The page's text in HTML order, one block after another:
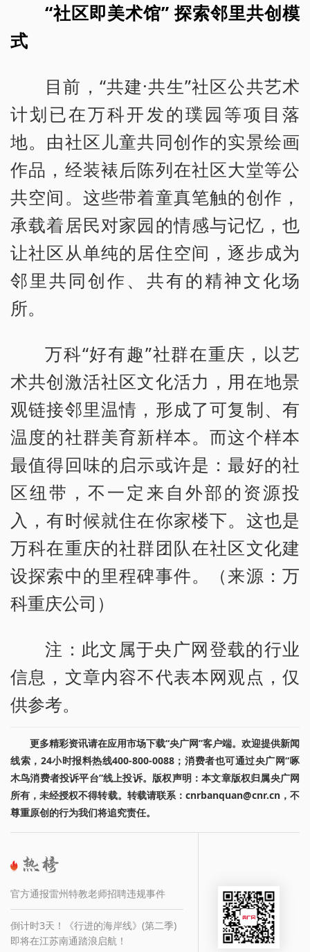
“社区即美术馆” 探索邻里共创模
式
目前，“共建·共生”社区公共艺术
计划已在万科开发的璞园等项目落
地。由社区儿童共同创作的实景绘画
作品，经装裱后陈列在社区大堂等公
共空间。这些带着童真笔触的创作，
承载着居民对家园的情感与记忆，也
让社区从单纯的居住空间，逐步成为
邻里共同创作、共有的精神文化场
所。
万科“好有趣”社群在重庆，以艺
术共创激活社区文化活力，用在地景
观链接邻里温情，形成了可复制、有
温度的社群美育新样本。而这个样本
最值得回味的启示或许是：最好的社
区纽带，不一定来自外部的资源投
入，有时候就住在你家楼下。这也是
万科在重庆的社群团队在社区文化建
设探索中的里程碑事件。（来源：万
科重庆公司）
注：此文属于央广网登载的行业
信息，文章内容不代表本网观点，仅
供参考。
更多精彩资讯请在应用市场下载“央广网”客户端。欢迎提供新闻
线索，24小时报料热线400-800-0088；消费者也可通过央广网“啄
木鸟消费者投诉平台”线上投诉。版权声明：本文章版权归属央广网
所有，未经授权不得转载。转载请联系：cnrbanquan@cnr.cn，不
尊重原创的行为我们将追究责任。
官方通报雷州特教老师招聘违规事件
倒计时3天！《行进的海岸线》(第二季)
即将在江苏南通踏浪启航！